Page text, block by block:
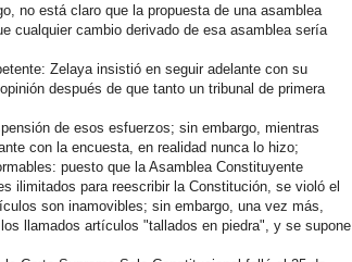
no está claro que la propuesta de una asamblea
cualquier cambio derivado de esa asamblea sería
Zelaya insistió en seguir adelante con su
después de que tanto un tribunal de primera
de esos esfuerzos; sin embargo, mientras
con la encuesta, en realidad nunca lo hizo;
puesto que la Asamblea Constituyente
ilimitados para reescribir la Constitución, se violó el
son inamovibles; sin embargo, una vez más,
llamados artículos "tallados en piedra", y se supone